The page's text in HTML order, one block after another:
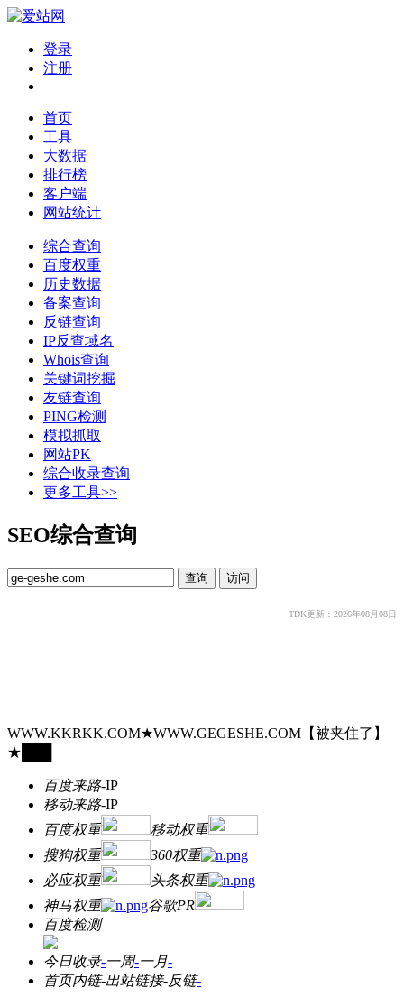
登录
注册
首页
工具
大数据
排行榜
客户端
网站统计
综合查询
百度权重
历史数据
备案查询
反链查询
IP反查域名
Whois查询
关键词挖掘
友链查询
PING检测
模拟抓取
网站PK
综合收录查询
更多工具>>
SEO综合查询
TDK更新：2026年08月08日
WWW.KKRKK.COM★WWW.GEGESHE.COM【被夹住了】
★███
百度来路-IP
移动来路-IP
百度权重
移动权重
搜狗权重
360权重
必应权重
头条权重
神马权重
谷歌PR
百度检测
今日收录-一周-一月-
首页内链-出站链接-反链-